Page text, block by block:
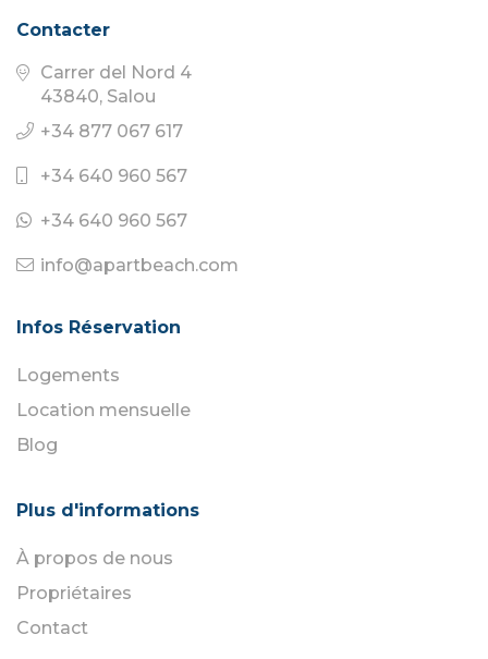
Contacter
Carrer del Nord 4
43840, Salou
+34 877 067 617
+34 640 960 567
+34 640 960 567
info@apartbeach.com
Infos Réservation
Logements
Location mensuelle
Blog
Plus d'informations
À propos de nous
Propriétaires
Contact